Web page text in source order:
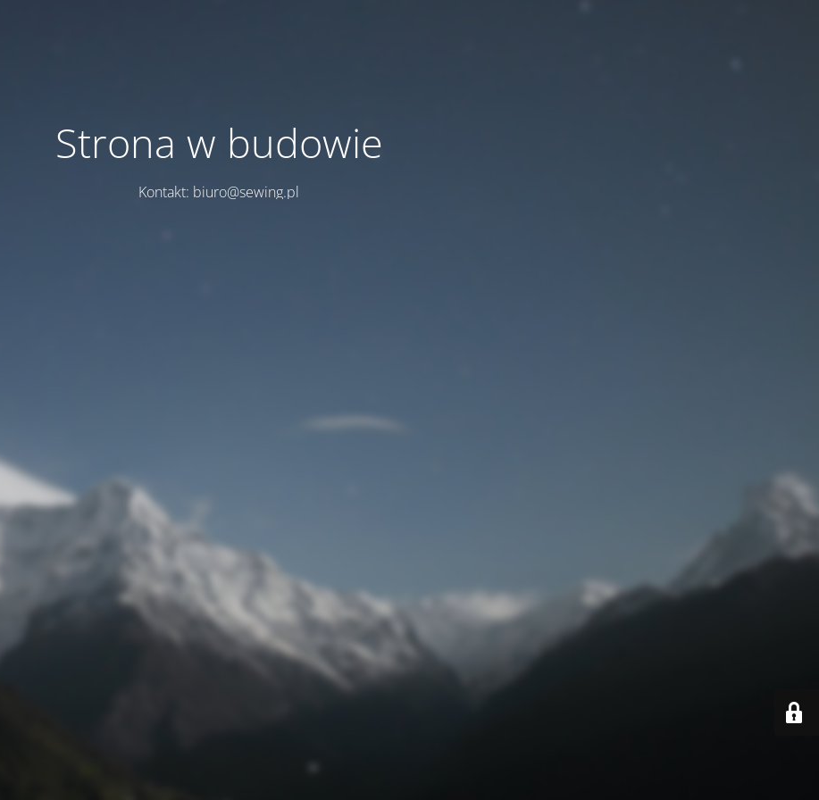
Strona w budowie
Kontakt: biuro@sewing.pl